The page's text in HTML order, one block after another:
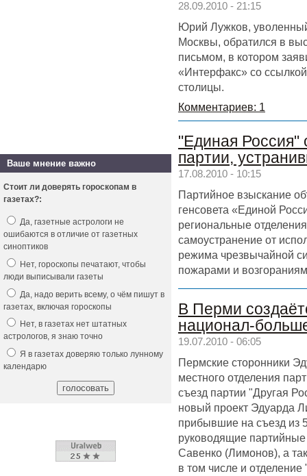
28.09.2010 - 21:15
Юрий Лужков,
Москвы, обратился в
письмом, в котором
«Интерфакс» со
столицы.
Комментариев: 1
"Единая Россия"
партии,
17.08.2010 - 10:15
Партийное взыскание
генсовета «Единой
региональные
самоустранение от
режима чрезвычайной
пожарами и
В Перми
национал-
19.07.2010 - 06:05
Пермские сторонники
местного отделения
съезд партии "Другая
новый проект Эдуарда
прибывшие на съезд из
руководящие
Савенко (Лимонов), а
в том числе и
Ваше мнение важно
Стоит ли доверять гороскопам в
газетах?:
Да, газетные астрологи не
ошибаются в отличие от газетных
синоптиков
Нет, гороскопы печатают, чтобы
люди выписывали газеты
Да, надо верить всему, о чём пишут в
газетах, включая гороскопы
Нет, в газетах нет штатных
астрологов, я знаю точно
Я в газетах доверяю только лунному
календарю